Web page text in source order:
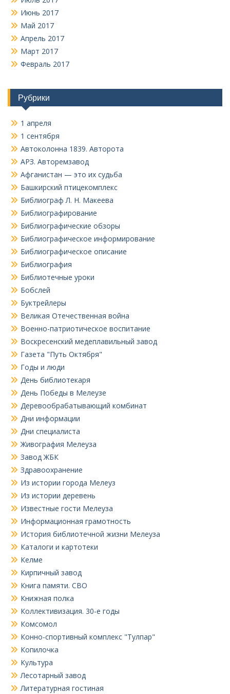
Июнь 2017
Май 2017
Апрель 2017
Март 2017
Февраль 2017
Рубрики
1 апреля
1 сентября
Автоколонна 1839. Авторота
АРЗ. Авторемзавод
Афганистан — это их судьба
Башкирский птицекомплекс
Библиограф Л. Н. Макеева
Библиографирование
Библиографические обзоры
Библиографическое информирование
Библиографическое описание
Библиография
Библиотечные уроки
Бобслей
Буктрейлеры
Великая Отечественная война
Военно-патриотическое воспитание
Воскресенский медеплавильный завод
Газета "Путь Октября"
Годы и люди
День библиотекаря
День Победы в Мелеузе
Деревообрабатывающий комбинат
Дни информации
Дни специалиста
Живография Мелеуза
Завод ЖБК
Здравоохранение
Из истории города Мелеуз
Из истории деревень
Известные гости Мелеуза
Информационная грамотность
История библиотечной жизни Мелеуза
Каталоги и картотеки
Келме
Кирпичный завод
Книга памяти. СВО
Книжная полка
Коллективизация. 30-е годы
Комсомол
Конно-спортивный комплекс "Тулпар"
Копилочка
Культура
Лесотарный завод
Литературная гостиная